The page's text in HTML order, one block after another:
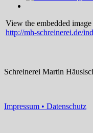
View the embedded
http://mh-schreinerei.de/
Schreinerei Martin
Impressum • Datenschutz